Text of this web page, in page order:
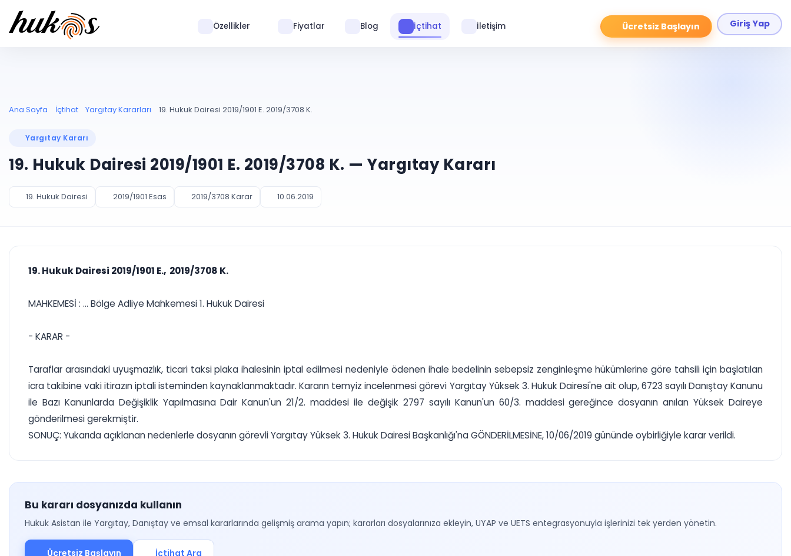
Ücretsiz Başlayın Giriş Yap
Özellikler Fiyatlar Blog İçtihat İletişim
Ana Sayfa İçtihat Yargıtay Kararları 19. Hukuk Dairesi 2019/1901 E. 2019/3708 K.
Yargıtay Kararı
19. Hukuk Dairesi 2019/1901 E. 2019/3708 K. — Yargıtay Kararı
19. Hukuk Dairesi 2019/1901 Esas 2019/3708 Karar 10.06.2019
19. Hukuk Dairesi 2019/1901 E., 2019/3708 K.
MAHKEMESİ : ... Bölge Adliye Mahkemesi 1. Hukuk Dairesi
- KARAR -
Taraflar arasındaki uyuşmazlık, ticari taksi plaka ihalesinin iptal edilmesi nedeniyle ödenen ihale bedelinin sebepsiz zenginleşme hükümlerine göre tahsili için başlatılan
icra takibine vaki itirazın iptali isteminden kaynaklanmaktadır. Kararın temyiz incelenmesi görevi Yargıtay Yüksek 3. Hukuk Dairesi'ne ait olup, 6723 sayılı Danıştay Kanunu
ile Bazı Kanunlarda Değişiklik Yapılmasına Dair Kanun'un 21/2. maddesi ile değişik 2797 sayılı Kanun'un 60/3. maddesi gereğince dosyanın anılan Yüksek Daireye
gönderilmesi gerekmiştir.
SONUÇ: Yukarıda açıklanan nedenlerle dosyanın görevli Yargıtay Yüksek 3. Hukuk Dairesi Başkanlığı'na GÖNDERİLMESİNE, 10/06/2019 gününde oybirliğiyle karar verildi.
Bu kararı dosyanızda kullanın
Hukuk Asistan ile Yargıtay, Danıştay ve emsal kararlarında gelişmiş arama yapın; kararları dosyalarınıza ekleyin, UYAP ve UETS entegrasyonuyla işlerinizi tek yerden yönetin.
Ücretsiz Başlayın İçtihat Ara